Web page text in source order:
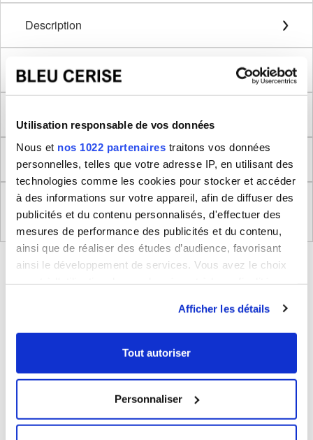
Utilisation responsable de vos données
Nous et nos 1022 partenaires traitons vos données
personnelles, telles que votre adresse IP, en utilisant des
technologies comme les cookies pour stocker et accéder
à des informations sur votre appareil, afin de diffuser des
publicités et du contenu personnalisés, d'effectuer des
mesures de performance des publicités et du contenu,
ainsi que de réaliser des études d’audience, favorisant
ainsi le développement de services. Vous avez le choix
tout moment en consultant la Déclaration relative aux
cookies ou en cliquant sur l'icône de confidentialité.
Collecter des informations sur votre localisation
géographique qui peuvent être précises à plusieurs
mètres près
Afficher les détails
Tout autoriser
Personnaliser
Description
Méthode de mesure
Retour
Règlement (UE) 2023/988 relatifs à la Sécurité
Générale des Produits
BLEUCERISE VOUS CONSEILLE
fermeture automatique Happy Swan